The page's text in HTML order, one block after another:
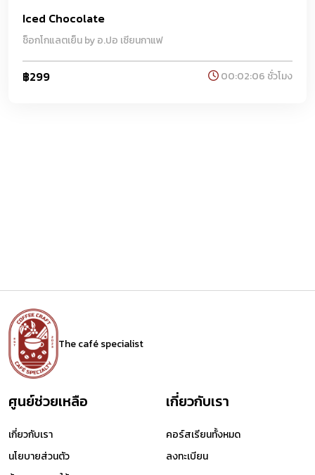
Iced Chocolate
ช็อกโกแลตเย็น by อ.ปอ เซียนกาแฟ
฿299 00:02:06 ชั่วโมง
The café specialist
ศูนย์ช่วยเหลือ
เกี่ยวกับเรา
นโยบายส่วนตัว
เกี่ยวกับเรา
คอร์สเรียนทั้งหมด
ลงทะเบียน